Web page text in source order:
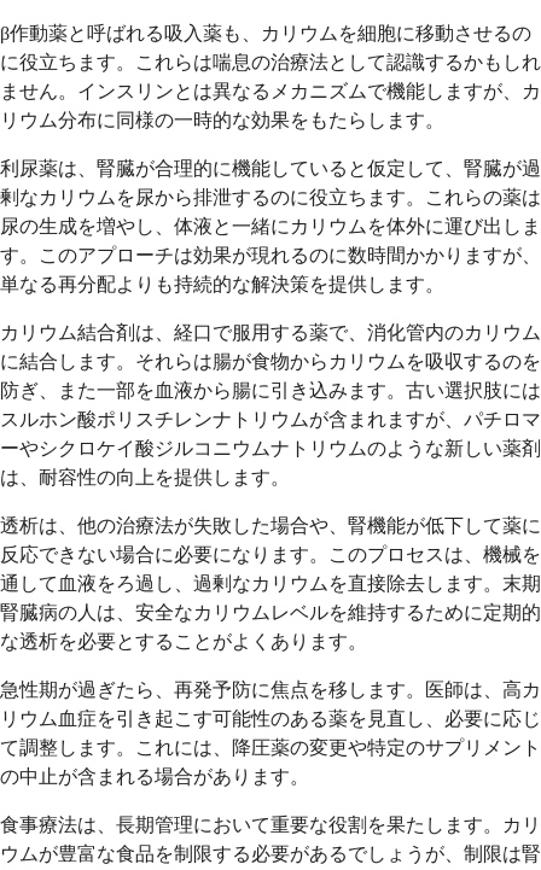
β作動薬と呼ばれる吸入薬も、カリウムを細胞に移動させるの
に役立ちます。これらは喘息の治療法として認識するかもしれ
ません。インスリンとは異なるメカニズムで機能しますが、カ
リウム分布に同様の一時的な効果をもたらします。
利尿薬は、腎臓が合理的に機能していると仮定して、腎臓が過
剰なカリウムを尿から排泄するのに役立ちます。これらの薬は
尿の生成を増やし、体液と一緒にカリウムを体外に運び出しま
す。このアプローチは効果が現れるのに数時間かかりますが、
単なる再分配よりも持続的な解決策を提供します。
カリウム結合剤は、経口で服用する薬で、消化管内のカリウム
に結合します。それらは腸が食物からカリウムを吸収するのを
防ぎ、また一部を血液から腸に引き込みます。古い選択肢には
スルホン酸ポリスチレンナトリウムが含まれますが、パチロマ
ーやシクロケイ酸ジルコニウムナトリウムのような新しい薬剤
は、耐容性の向上を提供します。
透析は、他の治療法が失敗した場合や、腎機能が低下して薬に
反応できない場合に必要になります。このプロセスは、機械を
通して血液をろ過し、過剰なカリウムを直接除去します。末期
腎臓病の人は、安全なカリウムレベルを維持するために定期的
な透析を必要とすることがよくあります。
急性期が過ぎたら、再発予防に焦点を移します。医師は、高カ
リウム血症を引き起こす可能性のある薬を見直し、必要に応じ
て調整します。これには、降圧薬の変更や特定のサプリメント
の中止が含まれる場合があります。
食事療法は、長期管理において重要な役割を果たします。カリ
ウムが豊富な食品を制限する必要があるでしょうが、制限は腎